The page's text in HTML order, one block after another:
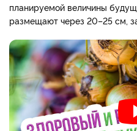
планируемой величины
размещают через 20–25 см,